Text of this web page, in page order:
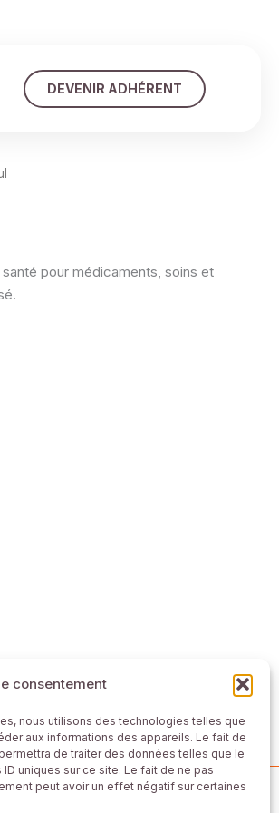
consentement
nous utilisons des technologies telles que
aux informations des appareils. Le fait de
de traiter des données telles que le
uniques sur ce site. Le fait de ne pas
peut avoir un effet négatif sur certaines
DEVENIR ADHÉRENT
pour médicaments, soins et
cartes cadeaux